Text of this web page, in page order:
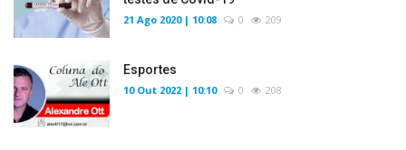
21 Ago 2020 | 10:08 0 209
Esportes
10 Out 2022 | 10:10 0 208